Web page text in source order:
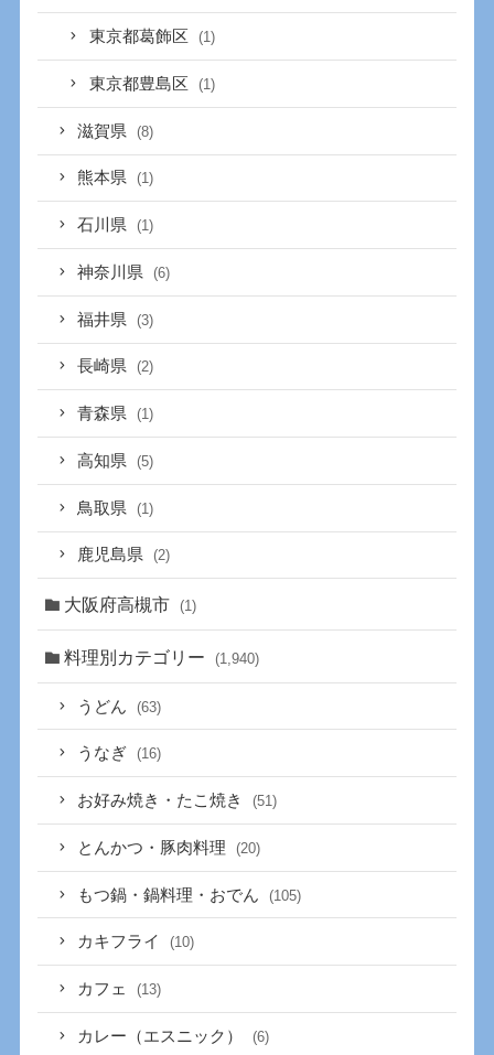
東京都葛飾区 (1)
東京都豊島区 (1)
滋賀県 (8)
熊本県 (1)
石川県 (1)
神奈川県 (6)
福井県 (3)
長崎県 (2)
青森県 (1)
高知県 (5)
鳥取県 (1)
鹿児島県 (2)
大阪府高槻市 (1)
料理別カテゴリー (1,940)
うどん (63)
うなぎ (16)
お好み焼き・たこ焼き (51)
とんかつ・豚肉料理 (20)
もつ鍋・鍋料理・おでん (105)
カキフライ (10)
カフェ (13)
カレー（エスニック） (6)